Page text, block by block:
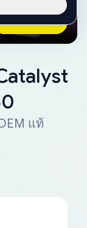
Ask AI Now
แท้